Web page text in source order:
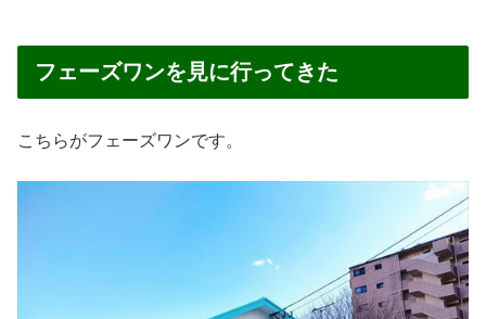
フェーズワンを見に行ってきた
こちらがフェーズワンです。